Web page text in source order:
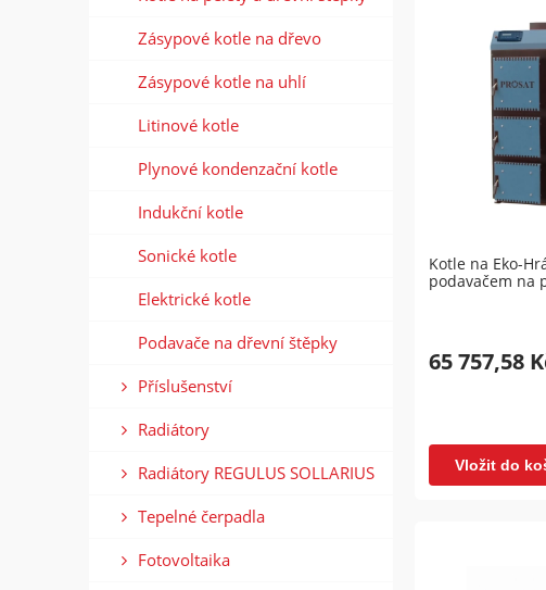
Zásypové kotle na dřevo
Zásypové kotle na uhlí
Litinové kotle
Plynové kondenzační kotle
Indukční kotle
Sonické kotle
Elektrické kotle
Podavače na dřevní štěpky
Příslušenství
Radiátory
Radiátory REGULUS SOLLARIUS
Tepelné čerpadla
Fotovoltaika
Kotle na Eko-
podavačem na
65 757,58
Vložit do